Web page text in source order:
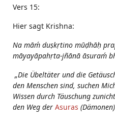
Vers 15:
Hier sagt Krishna:
Na māḿ duṣkṛtino mūḍhāḥ
māyayāpahṛta-jñānā āsuraḿ
„Die Übeltäter und die
den Menschen sind, suchen
Wissen durch Täuschung
den Weg der Asuras